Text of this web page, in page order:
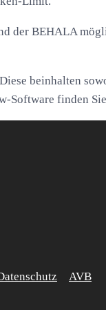
der BEHALA
beinhalten
Software finden
AVB